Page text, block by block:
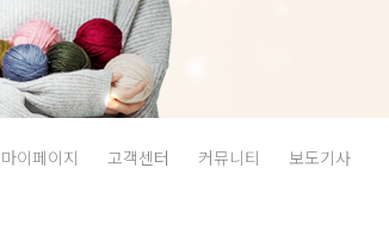
마이페이지 고객센터 커뮤니티 보도기사